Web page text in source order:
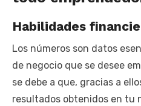
Habilidades
Los números son datos
de negocio que se desee
se debe a que, gracias a
resultados obtenidos en tu